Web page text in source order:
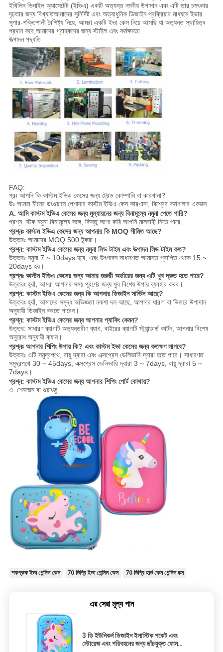
ইথিলিন ভিনাইল অ্যাসেটেট (ইভিএ) একটি অত্যন্ত নমনীয় উপাদান এবং এটি তার চমৎকার
দৃঢ়তার জন্য বিখ্যাতআমাদের সুনির্দিষ্ট এবং অত্যাধুনিক ডিজাইন প্রক্রিয়ার মাধ্যমে ইভার
সুপার-শক্তিশালী বৈশিষ্ট্য নিয়ে, আমরা একটি ইভা কেস নিয়ে আসছি যা অত্যন্ত স্থায়িত্ব
প্রদান করে,আমাদের গ্রাহকদের জন্য স্টাইল এবং কর্মক্ষমতা.
উত্পাদন পদ্ধতি
FAQ:
প্রঃ আপনি কি কাস্টম ইভিএ কেসের জন্য ট্রেড কোম্পানি বা কারখানা?
উঃ আমরা চীনের ডংগুয়ানে পেশাদার কাস্টম ইভিএ কেস কারখানা, বিশ্বের কর্মশালার একজন
A. আমি কাস্টম ইভিএ কেসের জন্য মূল্যায়নের জন্য বিনামূল্যে নমুনা পেতে পারি?
প্রশ্ন. স্টক নমুনা বিনামূল্যে সঙ্গে, কিন্তু আশা করি আপনি মালবাহী নিতে পারে.
প্রশ্নঃ কাস্টম ইভিএ কেসের জন্য আপনার কি MOQ সীমিত আছে?
উত্তরঃ আমাদের MOQ 500 টুকরা।
প্রশ্ন: কাস্টম ইভিএ কেসের জন্য নমুনা লিড টাইম এবং উত্পাদন লিড টাইম কত?
উত্তরঃ নমুনা 7 ~ 10days হবে, এবং উৎপাদন সাধারণত আমানত প্রাপ্তি থেকে 15 ~
20days হয়।
প্রশ্নঃ কাস্টম ইভিএ কেসের জন্য আমার জরুরী অর্ডারের জন্য এটি খুব দ্রুত হতে পারে?
উত্তরঃ হ্যাঁ, আমরা আপনার সময় পূরণের জন্য খুব বিশেষ উপায় ব্যবহার করব।
প্রশ্ন: কাস্টম ইভিএ কেসের জন্য কি আপনার ডিজাইন সার্ভিস আছে?
উত্তরঃ হ্যাঁ, আমাদের সমৃদ্ধ অভিজ্ঞতা নকশা দল আছে, আপনার ধারণা বা ভিতরে উপাদান
অনুযায়ী ডিজাইন করতে পারেন।
প্রশ্ন: কাস্টম ইভিএ কেসের জন্য আপনার প্যাকিং কেমন?
উত্তর: সাধারণ ব্যাগটি অভ্যন্তরীণ ব্যাগ, বাইরের ব্যাগটি স্ট্যান্ডার্ড কার্টন, আপনার বিশেষ
অনুরোধ অনুযায়ী ক্যান।
প্রশ্নঃ আপনার শিপিং উপায় কি? এবং কাস্টম ইভা কেসের জন্য কতক্ষণ লাগবে?
উত্তরঃ এটি সমুদ্রপথে, বায়ু দ্বারা এবং এক্সপ্রেস ডেলিভারি দ্বারা হতে পারে। সাধারণত
সমুদ্রপথে 30 ~ 45days, এক্সপ্রেস ডেলিভারি দ্বারা 3 ~ 7days, বায়ু দ্বারা 5 ~
7days।
প্রশ্ন: কাস্টম ইভিএ কেসের জন্য আপনার শিপিং পোর্ট কোথায়?
এ. শেনজেন বা গুয়াংজু
শকপ্রুফ ইভা পেন্সিল কেস 70 ডিগ্রি ইভা পেন্সিল কেস 70 ডিগ্রি হার্ড কেস পেন্সিল বক্স
এর সেরা মূল্য পান
3 ডি ইউনিকর্ন ডিজাইন ইলাস্টিক পকেট এবং
স্টোরেজ এবং পরিবহনের জন্য ছাঁচযুক্ত ফোম